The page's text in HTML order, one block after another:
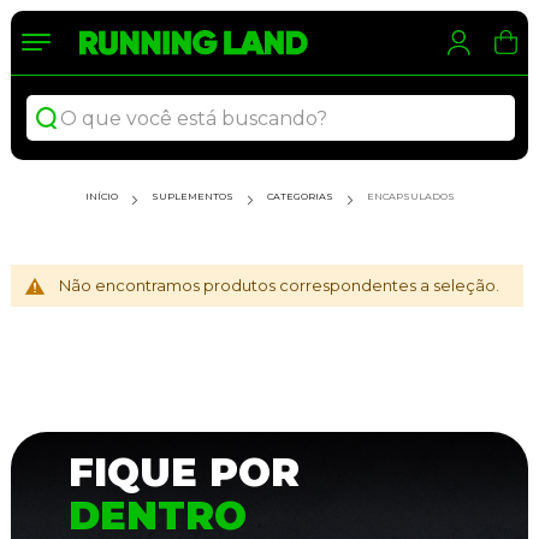
Meu
INÍCIO SUPLEMENTOS CATEGORIAS ENCAPSULADOS
Não encontramos produtos correspondentes a seleção.
FIQUE POR
DENTRO